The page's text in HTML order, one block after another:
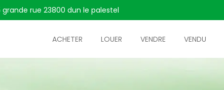
grande rue 23800 dun le palestel
ACHETER LOUER VENDRE VENDU